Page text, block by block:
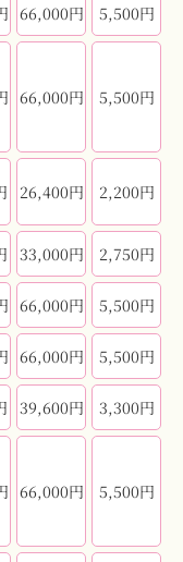
66,000円 5,500円
66,000円 5,500円
26,400円 2,200円
33,000円 2,750円
66,000円 5,500円
66,000円 5,500円
39,600円 3,300円
66,000円 5,500円